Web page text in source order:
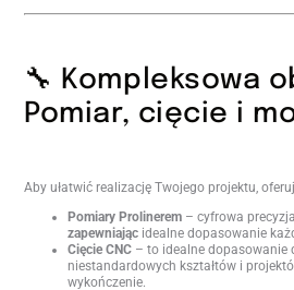
🔧 Kompleksowa
Pomiar, cięcie i
Aby ułatwić realizację Twojego projektu,
Pomiary Prolinerem – cyfrowa
zapewniając idealne dopasowanie
Cięcie CNC – to idealne dopasowanie
niestandardowych kształtów i
wykończenie.